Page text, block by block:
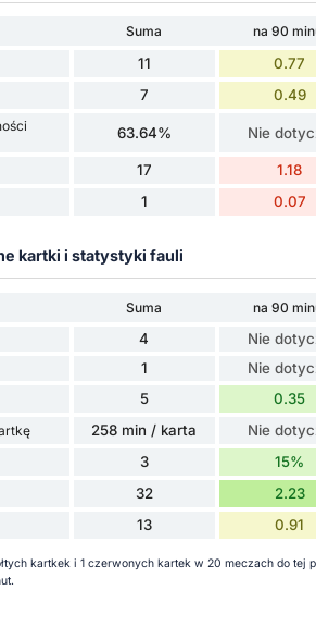
Suma na 90
11 0.77
7 0.49
63.64% Nie
17 1.18
1 0.07
kartki i statystyki fauli
Suma na 90
4 Nie
1 Nie
5 0.35
258 min / karta Nie
3 15%
32 2.23
13 0.91
kartkek i 1 czerwonych kartek w 20 meczach do tej